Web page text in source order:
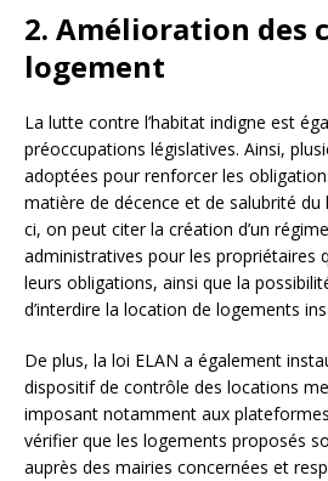
2. Amélioration des
logement
La lutte contre l’habitat indigne est
préoccupations législatives. Ainsi,
adoptées pour renforcer les
matière de décence et de salubrité du
ci, on peut citer la création d’un
administratives pour les propriétaires
leurs obligations, ainsi que la
d’interdire la location de logements
De plus, la loi ELAN a également
dispositif de contrôle des locations
imposant notamment aux
vérifier que les logements proposés
auprès des mairies concernées et